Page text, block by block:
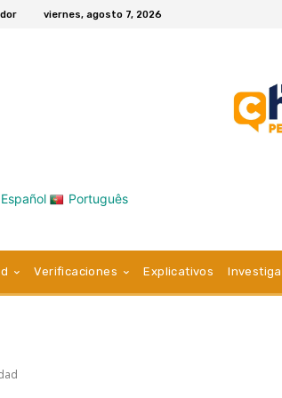
viernes, agosto 7, 2026
Español Português
Verificaciones Explicativos